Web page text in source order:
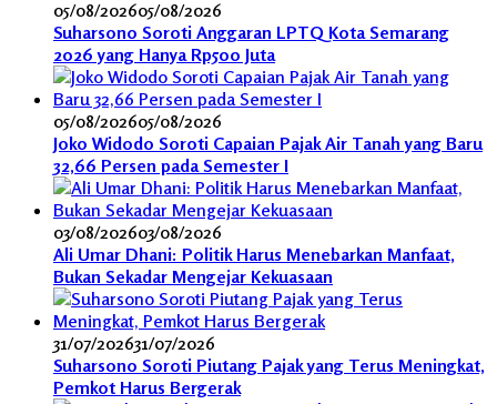
05/08/202605/08/2026
Suharsono Soroti Anggaran LPTQ Kota Semarang
2026 yang Hanya Rp500 Juta
05/08/202605/08/2026
Joko Widodo Soroti Capaian Pajak Air Tanah yang Baru
32,66 Persen pada Semester I
03/08/202603/08/2026
Ali Umar Dhani: Politik Harus Menebarkan Manfaat,
Bukan Sekadar Mengejar Kekuasaan
31/07/202631/07/2026
Suharsono Soroti Piutang Pajak yang Terus Meningkat,
Pemkot Harus Bergerak